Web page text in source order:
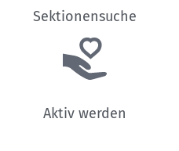
Sektionensuche
Aktiv werden